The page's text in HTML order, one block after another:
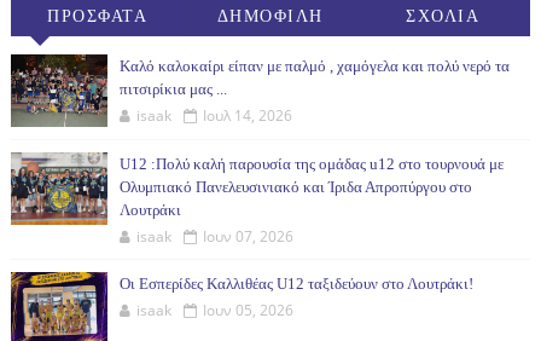
ΠΡΟΣΦΑΤΑ ΔΗΜΟΦΙΛΗ ΣΧΟΛΙΑ
Καλό καλοκαίρι είπαν με παλμό , χαμόγελα και πολύ νερό τα
πιτσιρίκια μας ...
isaak Ιουλ 14, 2026
U12 :Πολύ καλή παρουσία της ομάδας u12 στο τουρνουά με
Ολυμπιακό Πανελευσινιακό και Ίριδα Απροπύργου στο
Λουτράκι
isaak Ιουν 07, 2026
Οι Εσπερίδες Καλλιθέας U12 ταξιδεύουν στο Λουτράκι!
isaak Ιουν 05, 2026